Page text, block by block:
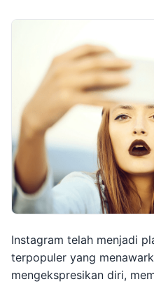
Instagram telah menjadi
terpopuler yang
mengekspresikan diri,